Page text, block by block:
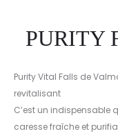
PURITY
Purity Vital Falls de
revitalisant
C’est un indispensable
caresse fraîche et